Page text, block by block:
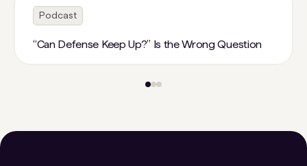
Podcast
“Can Defense Keep Up?” Is the Wrong Question